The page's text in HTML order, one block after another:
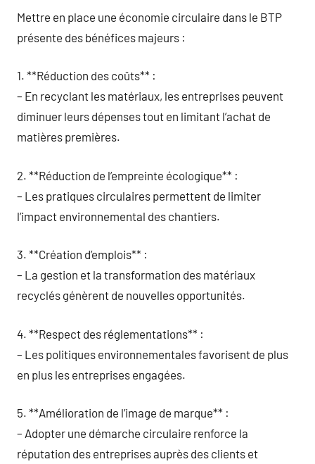
Mettre en place une économie circulaire dans le BTP
présente des bénéfices majeurs :
1. **Réduction des coûts** :
– En recyclant les matériaux, les entreprises peuvent
diminuer leurs dépenses tout en limitant l’achat de
matières premières.
2. **Réduction de l’empreinte écologique** :
– Les pratiques circulaires permettent de limiter
l’impact environnemental des chantiers.
3. **Création d’emplois** :
– La gestion et la transformation des matériaux
recyclés génèrent de nouvelles opportunités.
4. **Respect des réglementations** :
– Les politiques environnementales favorisent de plus
en plus les entreprises engagées.
5. **Amélioration de l’image de marque** :
– Adopter une démarche circulaire renforce la
réputation des entreprises auprès des clients et